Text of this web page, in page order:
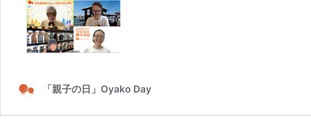
「親子の日」Oyako Day